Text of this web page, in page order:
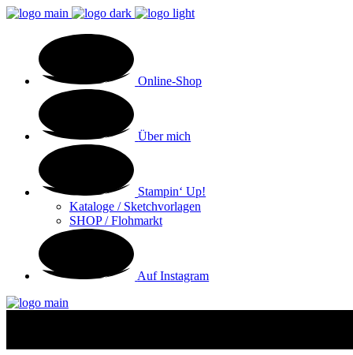
Online-Shop
Über mich
Stampin‘ Up!
Kataloge / Sketchvorlagen
SHOP / Flohmarkt
Auf Instagram